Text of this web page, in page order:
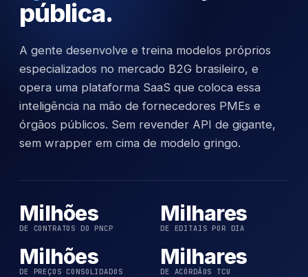
pública.
A gente desenvolve e treina modelos próprios
especializados no mercado B2G brasileiro, e
opera uma plataforma SaaS que coloca essa
inteligência na mão de fornecedores PMEs e
órgãos públicos. Sem revender API de gigante,
sem wrapper em cima de modelo gringo.
Milhões
DE CONTRATOS DO PNCP
Milhares
DE EDITAIS POR DIA
Milhões
DE PREÇOS CONSOLIDADOS
Milhares
DE ACÓRDÃOS TCU